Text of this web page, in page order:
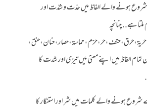
ہونے والے الفاظ میں حدّت و شدّت اور
ملتا ہے.. چنانچہ
الفاظ میں اپنے معنیٰ میں تیزی اور شدت کا
ہونے والے کلمات میں شر اور استنکار کا